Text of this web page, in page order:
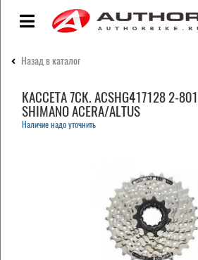
Назад в каталог
КАССЕТА 7СК. ACSHG417128 2-
SHIMANO ACERA/ALTUS
Наличие надо уточнить